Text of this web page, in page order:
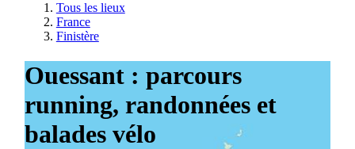
Tous les lieux
France
Finistère
Ouessant : parcours
running, randonnées et
balades vélo